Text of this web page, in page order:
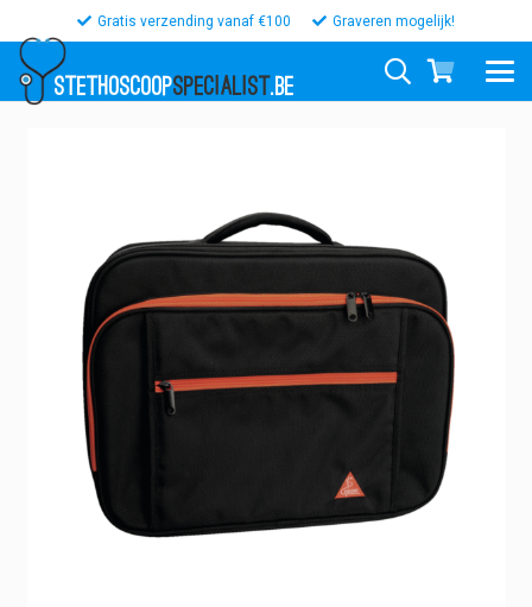
Gratis verzending vanaf €100 Graveren mogelijk!
STETHOSCOOPSPECIALIST.BE